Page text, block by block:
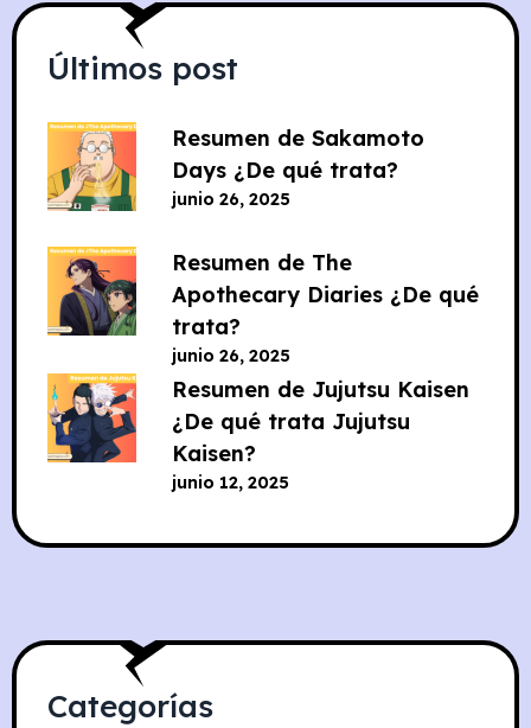
Últimos post
Resumen de Sakamoto
Days ¿De qué trata?
junio 26, 2025
Resumen de The
Apothecary Diaries ¿De qué
trata?
junio 26, 2025
Resumen de Jujutsu Kaisen
¿De qué trata Jujutsu
Kaisen?
junio 12, 2025
Categorías